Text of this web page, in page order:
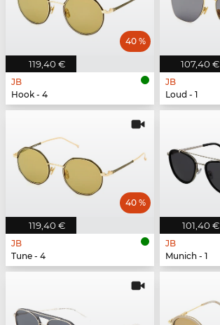
119,40 €
40 %
JB
Hook - 4
107,40 €
JB
Loud - 1
119,40 €
40 %
JB
Tune - 4
101,40 €
JB
Munich - 1